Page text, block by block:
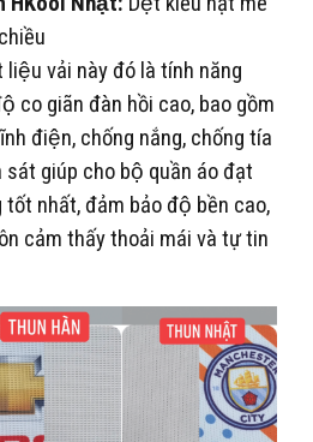
vải này đó là tính năng
co giãn đàn hồi cao, bao gồm
điện, chống nắng, chống tía
sát giúp cho bộ quần áo đạt
nhất, đảm bảo độ bền cao,
cảm thấy thoải mái và tự tin